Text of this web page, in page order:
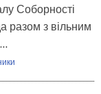
Соборності
разом з вільним